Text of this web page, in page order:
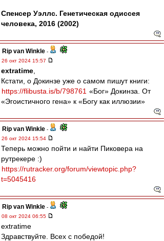
Спенсер Уэллс. Генетическая одиссея
человека, 2016 (2002)
Rip van Winkle -
26 окт 2024 15:57
extratime
Кстати, о Докинзе уже о самом пишут книги:
https://flibusta.is/b/798761 «Бог» Докинза. От
«Эгоистичного гена» к «Богу как иллюзии»
Rip van Winkle -
26 окт 2024 15:54
Теперь можно пойти и найти Пиковера на
рутрекере :)
https://rutracker.org/forum/viewtopic.php?
t=5045416
Rip van Winkle -
08 окт 2024 06:55
extratime
Здравствуйте. Всех с победой!